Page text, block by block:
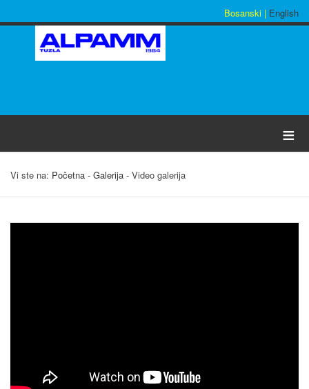
Bosanski | English
≡
Vi ste na: Početna - Galerija - Video galerija